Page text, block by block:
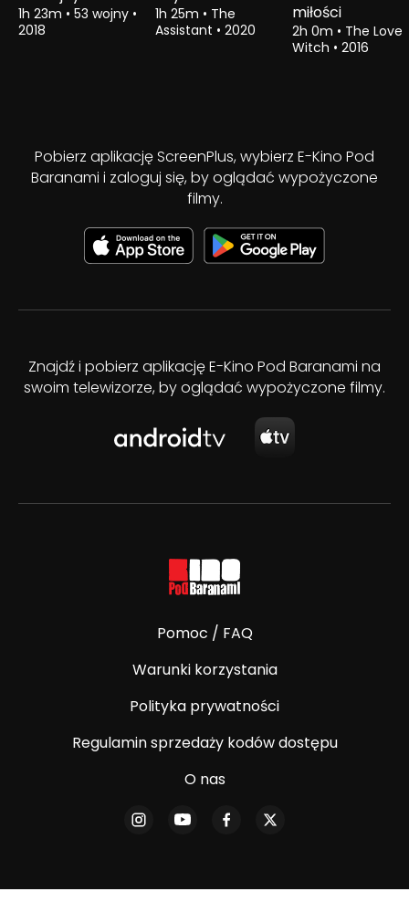
1h 23m • 53 wojny •
2018
1h 25m • The
Assistant • 2020
miłości
2h 0m • The Love
Witch • 2016
Pobierz aplikację ScreenPlus, wybierz E-Kino Pod
Baranami i zaloguj się, by oglądać wypożyczone
filmy.
Znajdź i pobierz aplikację E-Kino Pod Baranami na
swoim telewizorze, by oglądać wypożyczone filmy.
Pomoc / FAQ
Warunki korzystania
Polityka prywatności
Regulamin sprzedaży kodów dostępu
O nas